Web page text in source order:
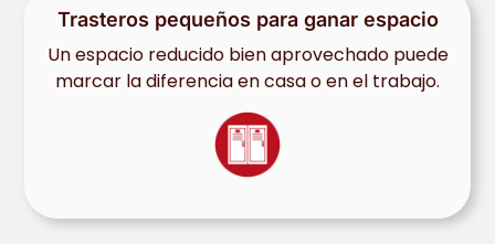
Trasteros pequeños para ganar espacio
Un espacio reducido bien aprovechado puede
marcar la diferencia en casa o en el trabajo.